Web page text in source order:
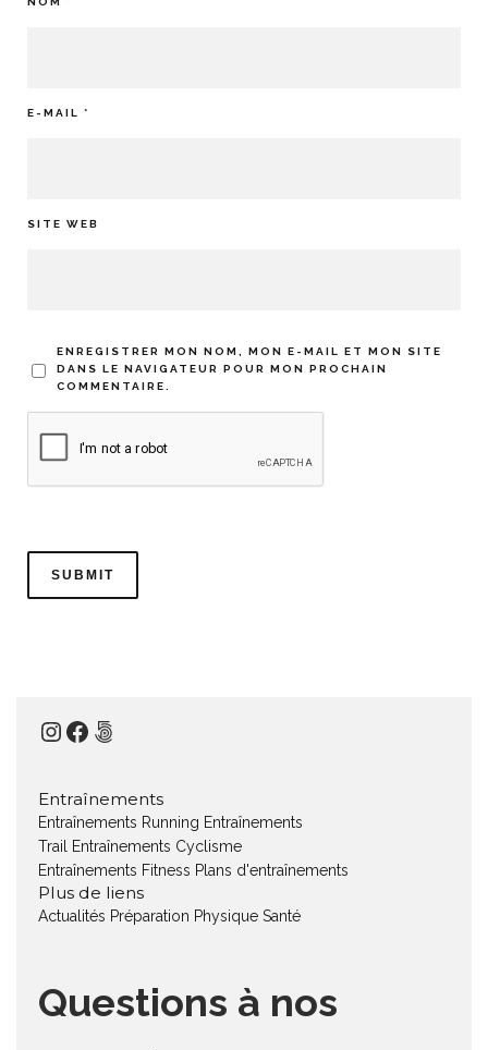
E-MAIL *
SITE WEB
ENREGISTRER MON NOM, MON E-MAIL ET MON SITE
DANS LE NAVIGATEUR POUR MON PROCHAIN
COMMENTAIRE.
Instagram
Facebook
500px
Entraînements
Entraînements Running Entraînements
Trail
Entraînements Cyclisme
Entraînements Fitness Plans d'entraînements
Plus de liens
Actualités Préparation Physique Santé
Questions à nos